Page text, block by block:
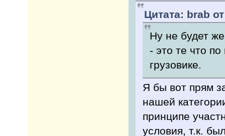
Цитата: brab
Ну не будет
- это те что
грузовике.
Я бы вот прям
нашей
принципе
условия, т.к.